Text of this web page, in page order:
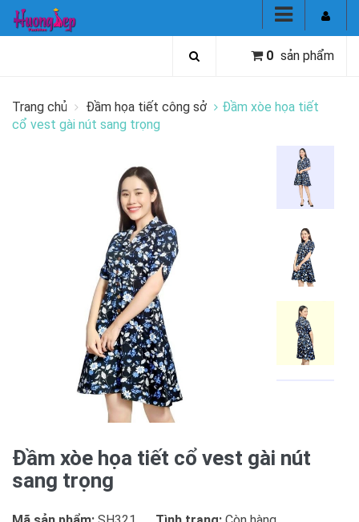
0 sản phẩm
Trang chủ Đầm họa tiết công sở
Đầm xòe họa tiết
cổ vest gài nút sang trọng
Đầm xòe họa tiết cổ vest gài nút
sang trọng